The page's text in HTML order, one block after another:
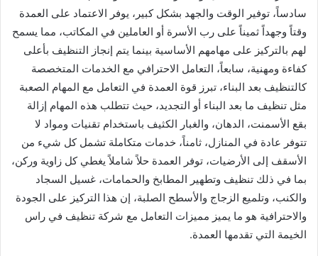
سادساً، توفير الوقت والجهد بشكل كبير، يوفر الاعتماد على العمدة
وقتاً وجهداً ثميناً على رب الأسرة أو العاملين في المكاتب، مما يسمح
لهم بالتركيز على مهامهم الأساسية بينما يتم إنجاز التنظيف بأعلى
كفاءة ومهنية، سابعاً، التعامل الاحترافي مع الخدمات المتخصصة
كالتنظيف بعد البناء، تبرز قوة العمدة في التعامل مع المهام الصعبة
مثل تنظيف ما بعد البناء أو التجديد، حيث تتطلب هذه المهام إزالة
بقع الأسمنت، الدهان، والغبار الكثيف باستخدام تقنيات ومواد لا
تتوفر عادة في المنازل، ثامناً، خدمات متكاملة تشمل كل شيء من
الأسقف إلى الأرضيات، توفر العمدة حلاً شاملاً يغطي كل زاوية وركن،
بما في ذلك تنظيف وتطهير المطابخ والحمامات، غسيل السجاد
والكنب، وتلميع الزجاج والأسطح الصلبة، إن هذا التركيز على الجودة
والاحترافية هو ما يميز مميزات التعامل مع شركة تنظيف في راس
الخيمة التي تقدمها العمدة.